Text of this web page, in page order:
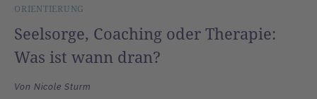
ORIENTIERUNG
Seelsorge, Coaching oder Therapie:
Was ist wann dran?
Von Nicole Sturm